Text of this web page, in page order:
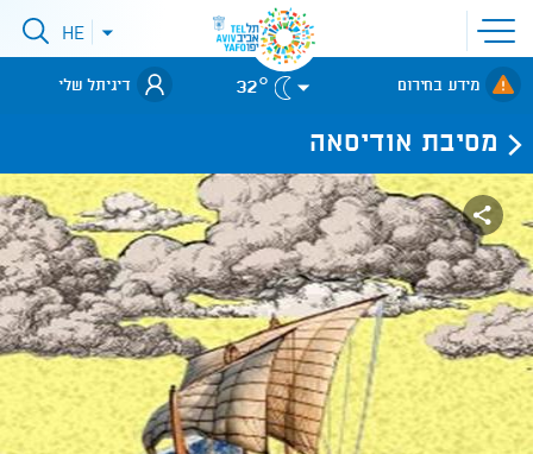
פתיחת
תפריט
אתר
לאתר עיריית
תל-אביב
פתיחתHE
מידע בחירום 32° דיגיתל שלי
מסיבת אודיסאה